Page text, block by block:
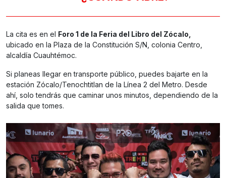
La cita es en el Foro 1 de la Feria del Libro del Zócalo,
ubicado en la Plaza de la Constitución S/N, colonia Centro,
alcaldía Cuauhtémoc.
Si planeas llegar en transporte público, puedes bajarte en la
estación Zócalo/Tenochtitlan de la Línea 2 del Metro. Desde
ahí, solo tendrás que caminar unos minutos, dependiendo de la
salida que tomes.